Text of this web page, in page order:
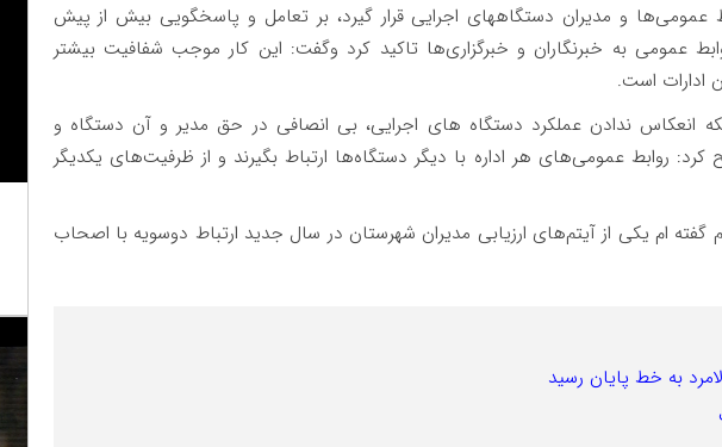
عمومی‌ها و مدیران دستگاههای اجرایی قرار گیرد، بر تعامل و پاسخگویی بیش از پیش
عمومی به خبرنگاران و خبرگزاری‌ها تاکید کرد وگفت: این کار موجب شفافیت بیشتر
ادارات است.
انعکاس ندادن عملکرد دستگاه های اجرایی، بی انصافی در حق مدیر و آن دستگاه و
روابط عمومی‌های هر اداره با دیگر دستگاه‌ها ارتباط بگیرند و از ظرفیت‌های یکدیگر
گفته ام یکی از آیتم‌های ارزیابی مدیران شهرستان در سال جدید ارتباط دوسویه با اصحاب
به خط پایان رسید